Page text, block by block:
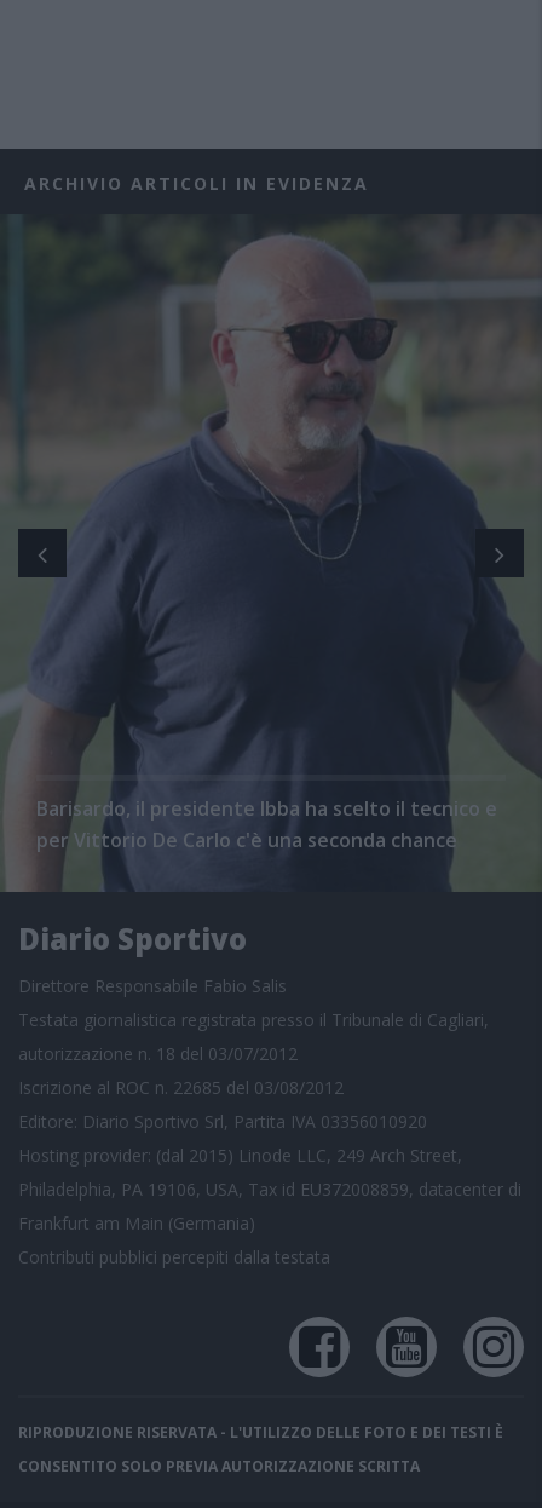
ARCHIVIO ARTICOLI IN EVIDENZA
Barisardo, il presidente Ibba ha scelto il tecnico e
per Vittorio De Carlo c'è una seconda chance
Diario Sportivo
Direttore Responsabile Fabio Salis
Testata giornalistica registrata presso il Tribunale di Cagliari,
autorizzazione n. 18 del 03/07/2012
Iscrizione al ROC n. 22685 del 03/08/2012
Editore: Diario Sportivo Srl, Partita IVA 03356010920
Hosting provider: (dal 2015) Linode LLC, 249 Arch Street,
Philadelphia, PA 19106, USA, Tax id EU372008859, datacenter di
Frankfurt am Main (Germania)
Contributi pubblici percepiti dalla testata
RIPRODUZIONE RISERVATA - L'UTILIZZO DELLE FOTO E DEI TESTI È
CONSENTITO SOLO PREVIA AUTORIZZAZIONE SCRITTA